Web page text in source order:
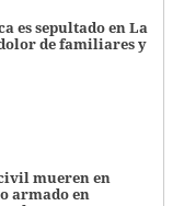
es sepultado en La
de familiares y
mueren en
armado en